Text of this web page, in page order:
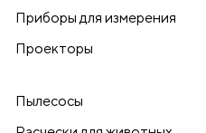
Приборы для измерения
Проекторы
Пылесосы